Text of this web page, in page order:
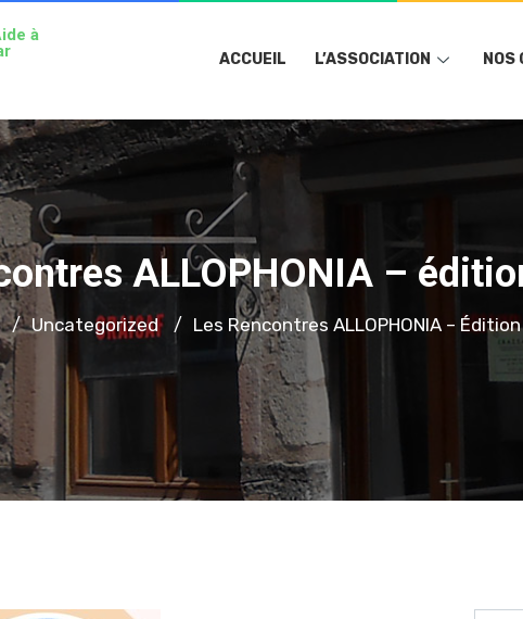
à
ACCUEIL L’ASSOCIATION NOS
ALLOPHONIA –
/ Uncategorized / Les Rencontres ALLOPHONIA –